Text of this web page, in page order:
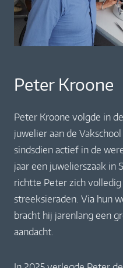
Peter Kroone
Peter Kroone volgde in
juwelier aan de
sindsdien actief in de
jaar een juwelierszaak in
richtte Peter zich volledig
streeksieraden. Via hun
bracht hij jarenlang een
aandacht.